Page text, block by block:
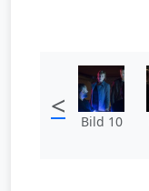
< Bild 10